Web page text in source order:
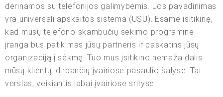
derinamos su telefonijos galimybėmis. Jos pavadinimas
yra universali apskaitos sistema (USU). Esame įsitikinę,
kad mūsų telefono skambučių sekimo programinė
įranga bus patikimas jūsų partneris ir paskatins jūsų
organizaciją į sėkmę. Tuo mus įsitikino nemaža dalis
mūsų klientų, dirbančių įvairiose pasaulio šalyse. Tai
verslas, veikiantis labai įvairiose srityse.